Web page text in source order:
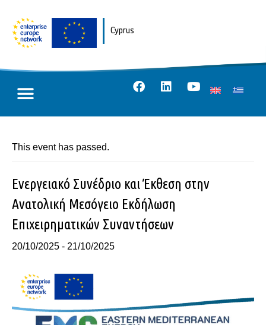
Cyprus
This event has passed.
Ενεργειακό Συνέδριο και Έκθεση στην
Ανατολική Μεσόγειο Εκδήλωση
Επιχειρηματικών Συναντήσεων
20/10/2025 - 21/10/2025